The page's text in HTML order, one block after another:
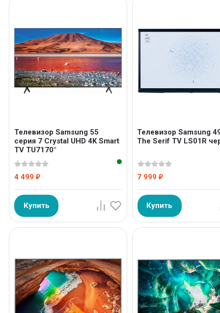
Телевизор Samsung 55
серия 7 Crystal UHD 4K Smart
TV TU7170"
4 499₽
Купить
Телевизор Samsung
The Serif TV LS01R
7 999₽
Купить